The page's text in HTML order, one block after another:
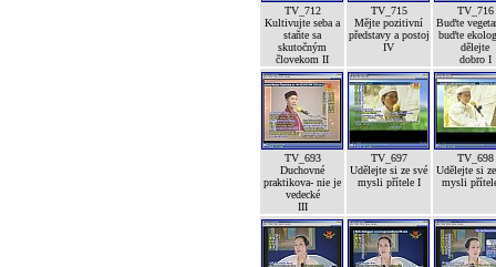
TV_712
Kultivujte seba a
staňte sa
skutočným
človekom II
TV_715
Mějte pozitivní
představy a postoj
IV
TV_716
Buďte
buďte
dělejte
dobro I
TV_693
Duchovné
praktikova- nie je
vedecké
III
TV_697
Udělejte si ze své
mysli přítele I
TV_698
Udělejte si
mysli